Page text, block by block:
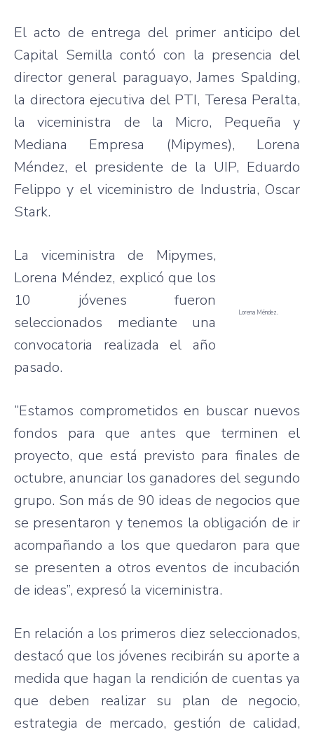
El acto de entrega del primer anticipo del
Capital Semilla contó con la presencia del
director general paraguayo, James Spalding,
la directora ejecutiva del PTI, Teresa Peralta,
la viceministra de la Micro, Pequeña y
Mediana Empresa (Mipymes), Lorena
Méndez, el presidente de la UIP, Eduardo
Felippo y el viceministro de Industria, Oscar
Stark.
Lorena Méndez.
La viceministra de Mipymes,
Lorena Méndez, explicó que los
10 jóvenes fueron
seleccionados mediante una
convocatoria realizada el año
pasado.
“Estamos comprometidos en buscar nuevos
fondos para que antes que terminen el
proyecto, que está previsto para finales de
octubre, anunciar los ganadores del segundo
grupo. Son más de 90 ideas de negocios que
se presentaron y tenemos la obligación de ir
acompañando a los que quedaron para que
se presenten a otros eventos de incubación
de ideas”, expresó la viceministra.
En relación a los primeros diez seleccionados,
destacó que los jóvenes recibirán su aporte a
medida que hagan la rendición de cuentas ya
que deben realizar su plan de negocio,
estrategia de mercado, gestión de calidad,